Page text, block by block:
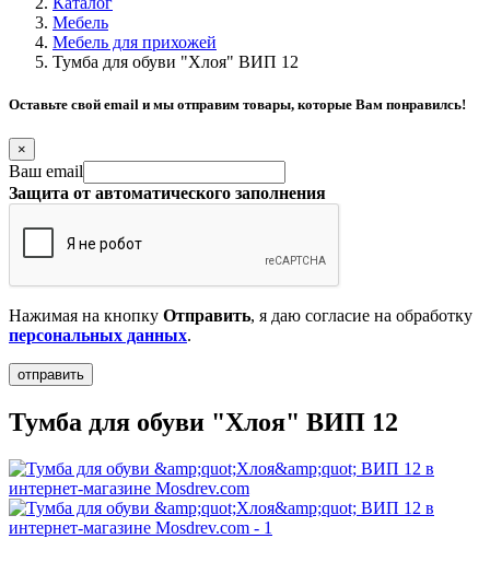
Мебель
Мебель для прихожей
Тумба для обуви "Хлоя" ВИП 12
Оставьте свой email и мы отправим товары, которые Вам понравилсь!
×
Ваш email
Защита от автоматического заполнения
Нажимая на кнопку Отправить, я даю согласие на обработку
персональных данных.
Тумба для обуви "Хлоя" ВИП 12